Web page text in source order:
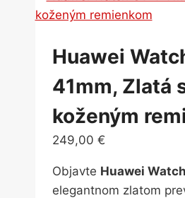
Huawei
41mm, Zlatá
koženým
249,00 €
Objavte Huawei
elegantnom zlatom